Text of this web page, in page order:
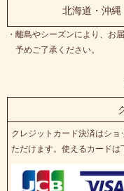
北海道・沖縄
・離島やシーズンにより、お
予めご了承ください。
クレジットカード決済はシ
ただけます。使えるカードは